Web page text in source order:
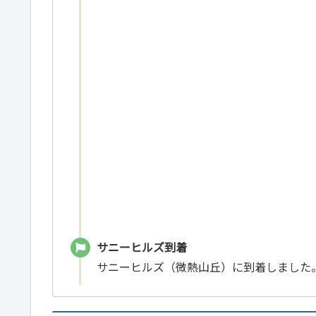
サニーヒルズ到着
サニーヒルズ（微熱山丘）に到着しました